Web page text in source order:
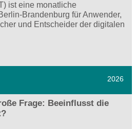
ist eine monatliche
Brandenburg für Anwender,
und Entscheider der digitalen
2026
Frage: Beeinflusst die